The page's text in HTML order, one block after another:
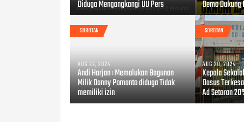
Diduga Mengangkangi UU Pers Demo
SOROTAN
AUG 22, 2024
Andi Harjan : Memalukan Bagunan
Milik Danny Pomanto diduga Tidak
memiliki izin
SOROTAN
AUG 20, 2024
Kepala
Dasus
Ad Setoran